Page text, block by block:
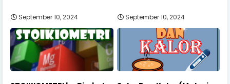
September 10, 2024 September 10, 2024